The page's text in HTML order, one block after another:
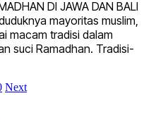
DI JAWA DAN BALI
mayoritas muslim,
macam tradisi dalam
suci Ramadhan. Tradisi-
Next